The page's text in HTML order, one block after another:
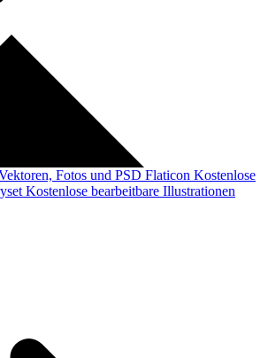
Fotos und PSD Flaticon Kostenlose
Kostenlose bearbeitbare Illustrationen